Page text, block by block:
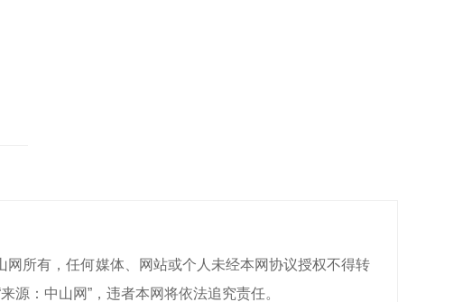
网所有，任何媒体、网站或个人未经本网协议授权不得转
：中山网”，违者本网将依法追究责任。